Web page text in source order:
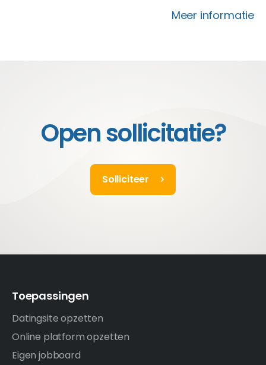
Meer informatie
Open sollicitatie?
Solliciteer
Toepassingen
Datingsite opzetten
Online platform opzetten
Eigen jobboard